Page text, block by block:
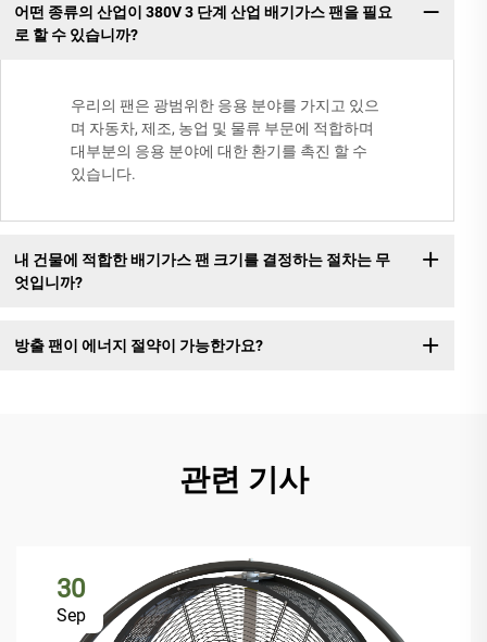
어떤 종류의 산업이 380V 3 단계 산업 배기가스 팬을 필요
로 할 수 있습니까?
우리의 팬은 광범위한 응용 분야를 가지고 있으
며 자동차, 제조, 농업 및 물류 부문에 적합하며
대부분의 응용 분야에 대한 환기를 촉진 할 수
있습니다.
내 건물에 적합한 배기가스 팬 크기를 결정하는 절차는 무
엇입니까?
방출 팬이 에너지 절약이 가능한가요?
관련 기사
30
Sep